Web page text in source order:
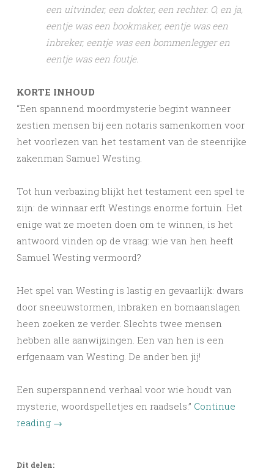
een uitvinder, een dokter, een rechter. O, en ja,
eentje was een bookmaker, eentje was een
inbreker, eentje was een bommenlegger en
eentje was een foutje.
KORTE INHOUD
“Een spannend moordmysterie begint wanneer
zestien mensen bij een notaris samenkomen voor
het voorlezen van het testament van de steenrijke
zakenman Samuel Westing.
Tot hun verbazing blijkt het testament een spel te
zijn: de winnaar erft Westings enorme fortuin. Het
enige wat ze moeten doen om te winnen, is het
antwoord vinden op de vraag: wie van hen heeft
Samuel Westing vermoord?
Het spel van Westing is lastig en gevaarlijk: dwars
door sneeuwstormen, inbraken en bomaanslagen
heen zoeken ze verder. Slechts twee mensen
hebben alle aanwijzingen. Een van hen is een
erfgenaam van Westing. De ander ben jij!
Een superspannend verhaal voor wie houdt van
mysterie, woordspelletjes en raadsels.” Continue
reading →
Dit delen: